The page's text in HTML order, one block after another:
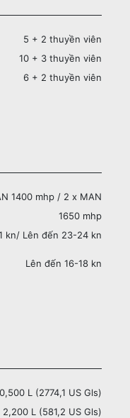
5 + 2 thuyền viên
10 + 3 thuyền viên
6 + 2 thuyền viên
1400 mhp / 2 x MAN
1650 mhp
kn/ Lên đến 23-24 kn
Lên đến 16-18 kn
L (2774,1 US Gls)
2,200 L (581,2 US Gls)